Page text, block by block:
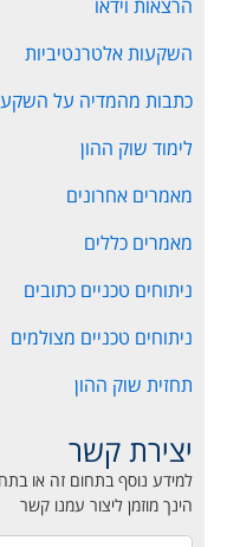
הרצאות וידאו
השקעות אלטרנטיביות
כתבות מהמדיה על
לימוד שוק ההון
מאמרים אחרונים
מאמרים כללים
ניתוחים טכניים כתובים
ניתוחים טכניים מצולמים
תחזית שוק ההון
יצירת קשר
למידע נוסף בתחום זה או
הינך מוזמן ליצור עמנו קשר